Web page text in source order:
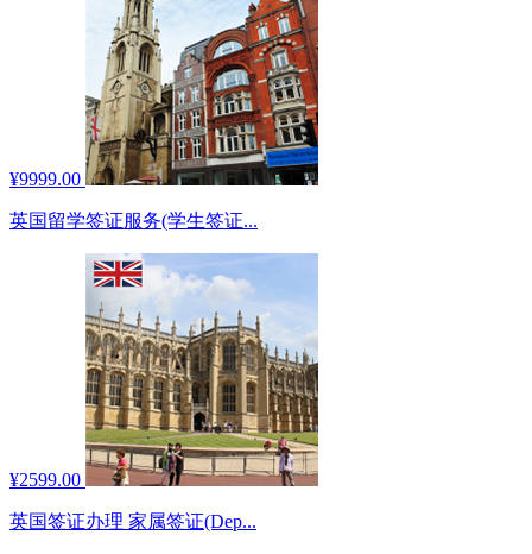
¥9999.00
英国留学签证服务(学生签证...
¥2599.00
英国签证办理 家属签证(Dep...